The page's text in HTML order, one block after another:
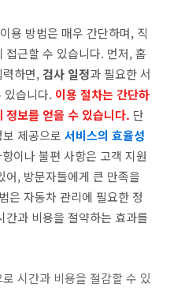
용 방법은 매우 간단하며, 직
근할 수 있습니다. 먼저, 홈
하면,검사 일정과 필요한 서
있습니다. 이용 절차는 간단하
정보를 얻을 수 있습니다. 단
보 제공으로 서비스의 효율성
이나 불편 사항은 고객 지원
어, 방문자들에게 큰 만족을
은 자동차 관리에 필요한 정
과 비용을 절약하는 효과를
시간과 비용을 절감할 수 있